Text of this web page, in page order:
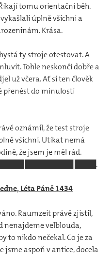
tomu orientační běh.
úplně všichni a
Krása.
ty stroje otestovat. A
Tohle neskončí dobře a
už včera. Ať si ten člověk
přenést do minulosti
oznámil, že test stroje
všichni. Utíkat nemá
že jsem je měl rád.
█████ █████████ ████.
Léta Páně 1434
Raumzeit právě zjistil,
nenajdeme velblouda,
to nikdo nečekal. Co je za
jsme aspoň v antice, docela